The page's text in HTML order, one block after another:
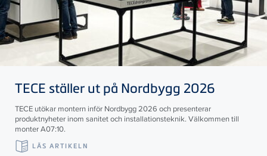
TECE ställer ut på Nordbygg 2026
TECE utökar montern inför Nordbygg 2026 och presenterar
produktnyheter inom sanitet och installationsteknik. Välkommen till
monter A07:10.
LÄS ARTIKELN